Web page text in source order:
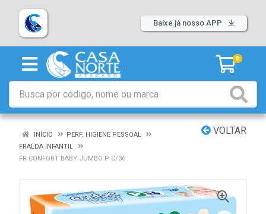
Baixe já nosso APP
0
VOLTAR
INÍCIO
PERF. HIGIENE PESSOAL
FRALDA INFANTIL
FR CONFORT BABY JUMBO P C/36